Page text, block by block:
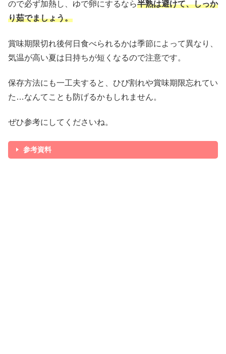
ので必ず加熱し、ゆで卵にするなら半熟は避けて、しっか
り茹でましょう。
賞味期限切れ後何日食べられるかは季節によって異なり、
気温が高い夏は日持ちが短くなるので注意です。
保存方法にも一工夫すると、ひび割れや賞味期限忘れてい
た…なんてことも防げるかもしれません。
ぜひ参考にしてくださいね。
参考資料